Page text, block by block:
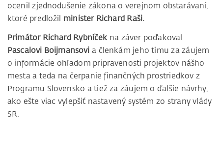
ocenil zjednodušenie zákona o verejnom obstarávaní,
ktoré predložil minister Richard Raši.
Primátor Richard Rybníček na záver poďakoval
Pascalovi Boijmansovi a členkám jeho tímu za záujem
o informácie ohľadom pripravenosti projektov nášho
mesta a teda na čerpanie finančných prostriedkov z
Programu Slovensko a tiež za záujem o ďalšie návrhy,
ako ešte viac vylepšiť nastavený systém zo strany vlády
SR.